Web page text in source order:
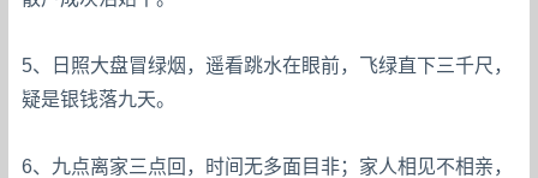
5、日照大盘冒绿烟，遥看跳水在眼前，飞绿直下三千尺，
疑是银钱落九天。
6、九点离家三点回，时间无多面目非；家人相见不相亲，